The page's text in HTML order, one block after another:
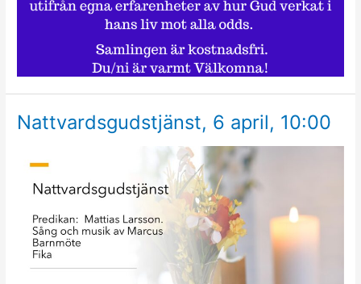
Nattvardsgudstjänst, 6 april, 10:00